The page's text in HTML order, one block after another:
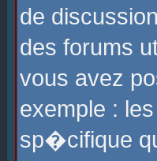
de
des forums
vous avez
exemple :
sp�cifique